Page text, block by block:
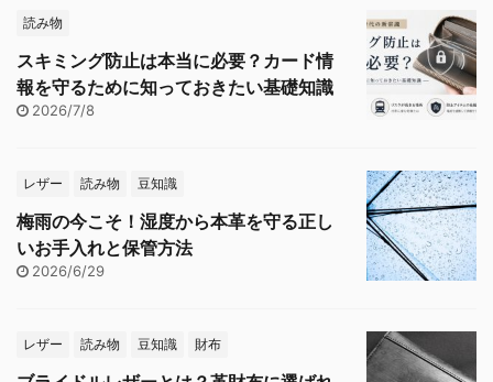
読み物
スキミング防止は本当に必要？カード情
報を守るために知っておきたい基礎知識
2026/7/8
レザー 読み物 豆知識
梅雨の今こそ！湿度から本革を守る正し
いお手入れと保管方法
2026/6/29
レザー 読み物 豆知識 財布